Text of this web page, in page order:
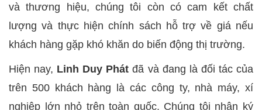
và thương hiệu, chúng tôi còn có cam kết chất
lượng và thực hiện chính sách hỗ trợ về giá nếu
khách hàng gặp khó khăn do biến động thị trường.
Hiện nay, Linh Duy Phát đã và đang là đối tác của
trên 500 khách hàng là các công ty, nhà máy, xí
nghiệp lớn nhỏ trên toàn quốc. Chúng tôi nhận ký